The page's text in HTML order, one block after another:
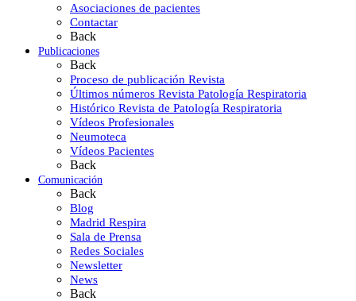
Asociaciones de pacientes
Contactar
Back
Publicaciones
Back
Proceso de publicación Revista
Últimos números Revista Patología Respiratoria
Histórico Revista de Patología Respiratoria
Vídeos Profesionales
Neumoteca
Vídeos Pacientes
Back
Comunicación
Back
Blog
Madrid Respira
Sala de Prensa
Redes Sociales
Newsletter
News
Back